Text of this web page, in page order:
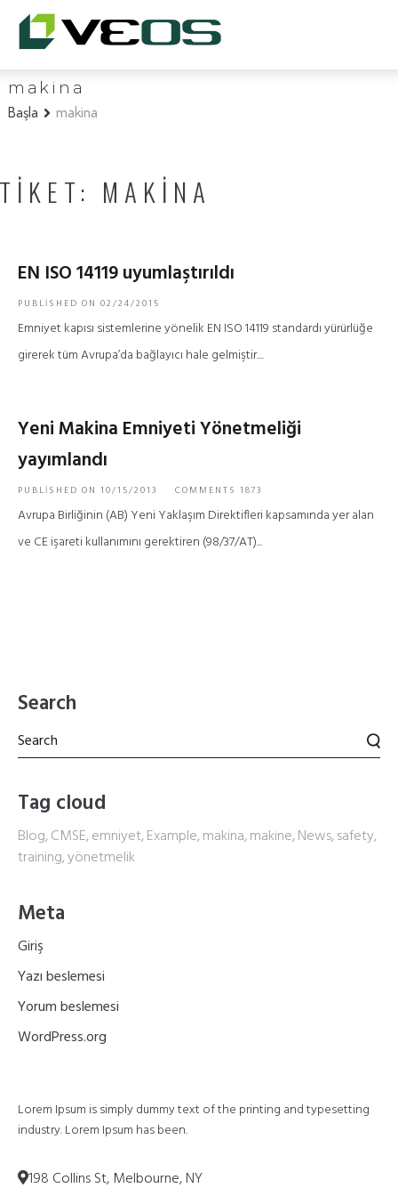
makina
Başla makina
MAKINA
EN ISO 14119 uyumlaştırıldı
PUBLISHED ON 02/24/2015
Emniyet kapısı sistemlerine yönelik EN ISO 14119 standardı yürürlüğe
girerek tüm Avrupa’da bağlayıcı hale gelmiştir....
Yeni Makina Emniyeti Yönetmeliği
yayımlandı
PUBLISHED ON 10/15/2013 COMMENTS 1873
Avrupa Birliğinin (AB) Yeni Yaklaşım Direktifleri kapsamında yer alan
ve CE işareti kullanımını gerektiren (98/37/AT)...
Search
Tag cloud
Blog CMSE emniyet Example makina makine News safety
training yönetmelik
Meta
Giriş
Yazı beslemesi
Yorum beslemesi
WordPress.org
Lorem Ipsum is simply dummy text of the printing and typesetting
industry. Lorem Ipsum has been.
198 Collins St, Melbourne, NY